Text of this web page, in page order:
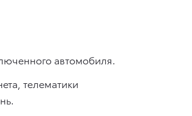
автомобиля.
телематики